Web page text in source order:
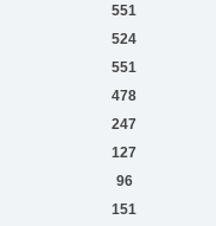
551
524
551
478
247
127
96
151